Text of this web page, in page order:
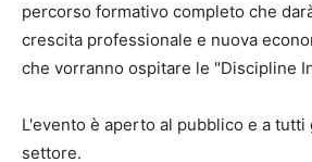
percorso formativo completo che
crescita professionale e nuova
che vorranno ospitare le "Discipline
L'evento è aperto al pubblico e a tutti
settore.